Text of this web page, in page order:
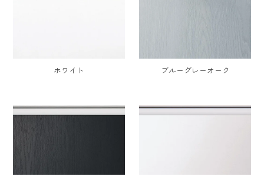
ホワイト ブルーグレーオーク